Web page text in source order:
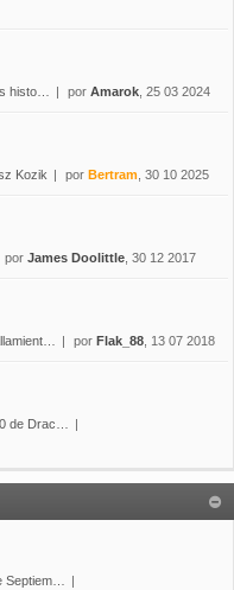
histo… por Amarok , 25 03 2024
Kozik por Bertram , 30 10 2025
por James Doolittle , 30 12 2017
por Flak_88 , 13 07 2018
de Drac…
Septiem…